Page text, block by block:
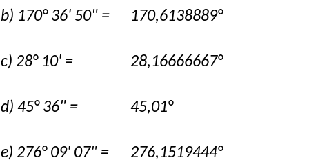
b) 170° 36' 50" =
c) 28° 10' =
d) 45° 36" =
e) 276° 09' 07" =
170,6138889°
28,16666667°
45,01°
276,1519444°